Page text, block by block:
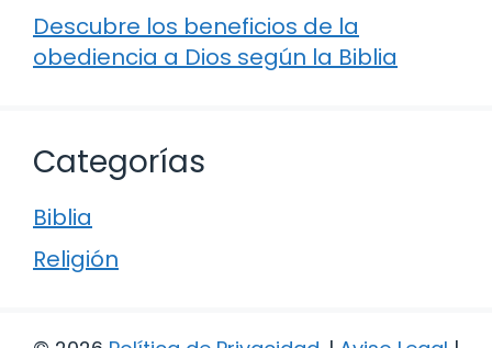
Descubre los beneficios de la
obediencia a Dios según la Biblia
Categorías
Biblia
Religión